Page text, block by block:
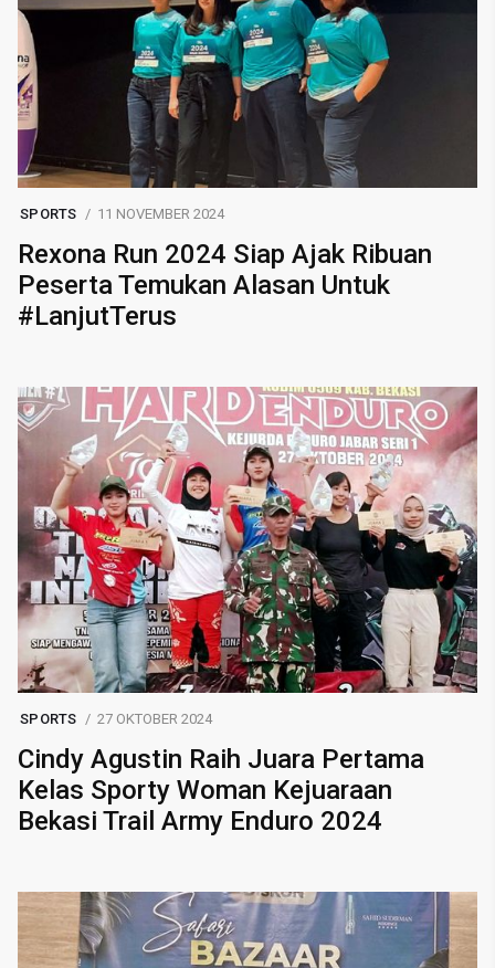
SPORTS 11 NOVEMBER 2024
Rexona Run 2024 Siap Ajak Ribuan
Peserta Temukan Alasan Untuk
#LanjutTerus
SPORTS 27 OKTOBER 2024
Cindy Agustin Raih Juara Pertama
Kelas Sporty Woman Kejuaraan
Bekasi Trail Army Enduro 2024